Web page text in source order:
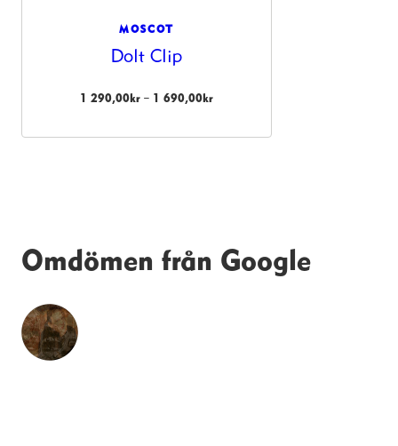
MOSCOT
Dolt Clip
1 290,00 kr – 1 690,00 krPrisintervall:
290,00kr
Omdömen från Google